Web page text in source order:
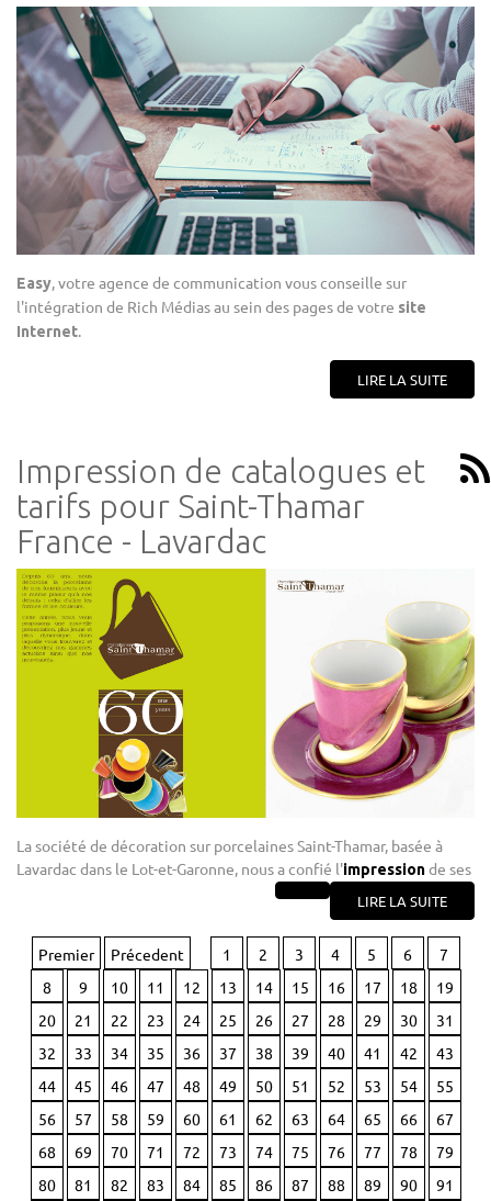
Easy , votre agence de communication vous conseille sur
l'intégration de Rich Médias au sein des pages de votre site
Internet
LIRE LA SUITE
Impression de catalogues et
tarifs pour Saint-Thamar
France - Lavardac
La société de décoration sur porcelaines Saint-Thamar, basée à
Lavardac dans le Lot-et-Garonne, nous a confié l'impressionde ses
LIRE LA SUITE
Premier Précedent 1 2 3 4 5 6
7
8
9 10 11 12 13 14 15 16 17 18
19
20
21 22 23 24 25 26 27 28 29 30
31
32
33 34 35 36 37 38 39 40 41 42
43
44
45 46 47 48 49 50 51 52 53 54
55
56
57 58 59 60 61 62 63 64 65 66
67
68
69 70 71 72 73 74 75 76 77 78
79
80
81 82 83 84 85 86 87 88 89 90
91